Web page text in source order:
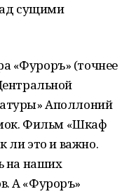
сущими
«Фуроръ» (точнее
Аполлоний
Фильм «Шкаф
ли это и важно.
на наших
А «Фуроръ»